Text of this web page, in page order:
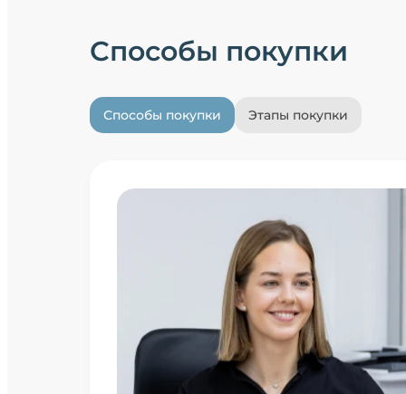
Способы покупки
Способы покупки Этапы покупки